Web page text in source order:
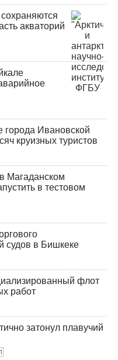
акваторий
города Ивановской
круизных туристов
Магаданском
в тестовом
судов в Бишкеке
флот
работ
затонул плавучий